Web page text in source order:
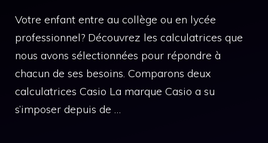
Votre enfant entre au collège ou en lycée
professionnel? Découvrez les calculatrices que
nous avons sélectionnées pour répondre à
chacun de ses besoins. Comparons deux
calculatrices Casio La marque Casio a su
s’imposer depuis de …